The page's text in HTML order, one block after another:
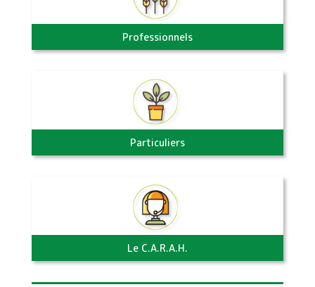
Professionnels
Particuliers
Le C.A.R.A.H.